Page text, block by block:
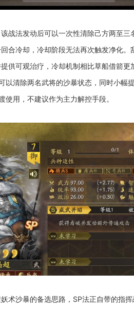
战法发动后可以一次性清除己方两至
合冷却，冷却阶段无法再次触发净化
供可观治疗，冷却机制相比草船借箭
以清除两名武将的沙暴状态，同时小幅
用，不建议作为主力解控手段。
术沙暴的备选思路，SP法正自带的指